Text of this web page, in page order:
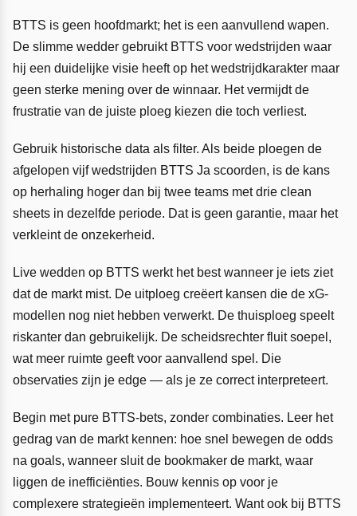
BTTS is geen hoofdmarkt; het is een aanvullend wapen.
De slimme wedder gebruikt BTTS voor wedstrijden waar
hij een duidelijke visie heeft op het wedstrijdkarakter maar
geen sterke mening over de winnaar. Het vermijdt de
frustratie van de juiste ploeg kiezen die toch verliest.
Gebruik historische data als filter. Als beide ploegen de
afgelopen vijf wedstrijden BTTS Ja scoorden, is de kans
op herhaling hoger dan bij twee teams met drie clean
sheets in dezelfde periode. Dat is geen garantie, maar het
verkleint de onzekerheid.
Live wedden op BTTS werkt het best wanneer je iets ziet
dat de markt mist. De uitploeg creëert kansen die de xG-
modellen nog niet hebben verwerkt. De thuisploeg speelt
riskanter dan gebruikelijk. De scheidsrechter fluit soepel,
wat meer ruimte geeft voor aanvallend spel. Die
observaties zijn je edge — als je ze correct interpreteert.
Begin met pure BTTS-bets, zonder combinaties. Leer het
gedrag van de markt kennen: hoe snel bewegen de odds
na goals, wanneer sluit de bookmaker de markt, waar
liggen de inefficiënties. Bouw kennis op voor je
complexere strategieën implementeert. Want ook bij BTTS